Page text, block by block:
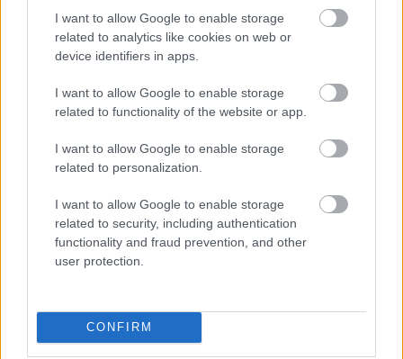
I want to allow Google to enable storage
related to analytics like cookies on web or
device identifiers in apps.
I want to allow Google to enable storage
related to functionality of the website or app.
I want to allow Google to enable storage
related to personalization.
I want to allow Google to enable storage
related to security, including authentication
functionality and fraud prevention, and other
user protection.
CONFIRM
06/08/2026
Το πάλεψε μέχρι τέλους η Εθνική γυναικών κόντρα
στην Ιταλία Β’
06/08/2026
Η FIVB σχεδιάζει να διοργανώσει το Παγκόσμιο
06/08/2026
Έτοιμη για… υψηλές πτήσεις η Μπενφίκα του Ψάρρα
Ισόπαλο το πρωτο φιλικό τεστ της Εθνικής στο